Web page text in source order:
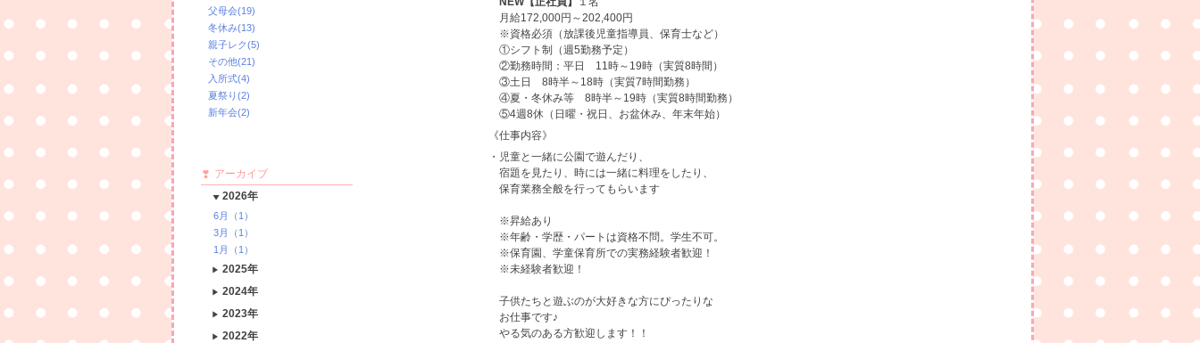
月給172,000円～202,400円
※資格必須（放課後児童指導員、保育士など）
①シフト制（週5勤務予定）
② 勤務時間：平日 11時～19時（実質8時間）
③土日 8時半～18時（実質7時間勤務）
④夏・冬休み等 8時半～19時（実質8時間勤務）
⑤ 4週8休（日曜・祝日、お盆休み、年末年始）
《仕事内容》
・児童と一緒に公園で遊んだり、
宿題を見たり、時には一緒に料理をしたり、
保育業務全般を行ってもらいます
※昇給あり
※年齢・学歴・パートは資格不問。学生不可。
※保育園、学童保育所での実務経験者歓迎！
※未経験者歓迎！
子供たちと遊ぶのが大好きな方にぴったりな
お仕事です♪
やる気のある方歓迎します！！
父母会(19)
冬休み(13)
親子レク(5)
その他(21)
入所式(4)
夏祭り(2)
新年会(2)
アーカイブ
2026年
6月（1）
3月（1）
1月（1）
2025年
2024年
2023年
2022年